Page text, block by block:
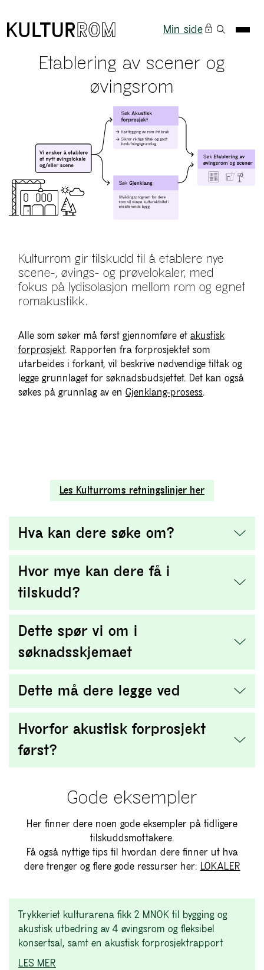
Min side
Etablering av scener og
øvingsrom
Kulturrom gir tilskudd til å etablere nye
scene-, øvings- og prøvelokaler, med
fokus på lydisolasjon mellom rom og egnet
romakustikk.
Alle som søker må først gjennomføre et akustisk
forprosjekt. Rapporten fra forprosjektet som
utarbeides i forkant, vil beskrive nødvendige tiltak og
legge grunnlaget for søknadsbudsjettet. Det kan også
søkes på grunnlag av en Gjenklang-prosess.
Les Kulturroms retningslinjer her
Hva kan dere søke om?
Hvor mye kan dere få i
tilskudd?
Dette spør vi om i
søknadsskjemaet
Dette må dere legge ved
Hvorfor akustisk forprosjekt
først?
Gode eksempler
Her finner dere noen gode eksempler på tidligere
tilskuddsmottakere.
Få også nyttige tips til hvordan dere finner ut hva
dere trenger og flere gode ressurser her: LOKALER
Trykkeriet kulturarena fikk 2 MNOK til bygging og
akustisk utbedring av 4 øvingsrom og fleksibel
konsertsal, samt en akustisk forprosjektrapport
LES MER